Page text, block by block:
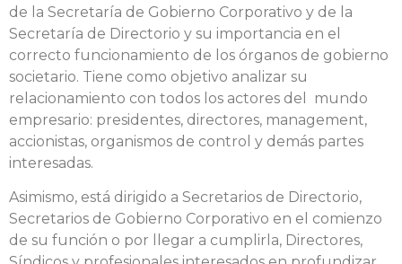
de la Secretaría de Gobierno Corporativo y de la
Secretaría de Directorio y su importancia en el
correcto funcionamiento de los órganos de gobierno
societario. Tiene como objetivo analizar su
relacionamiento con todos los actores del mundo
empresario: presidentes, directores, management,
accionistas, organismos de control y demás partes
interesadas.
Asimismo, está dirigido a Secretarios de Directorio,
Secretarios de Gobierno Corporativo en el comienzo
de su función o por llegar a cumplirla, Directores,